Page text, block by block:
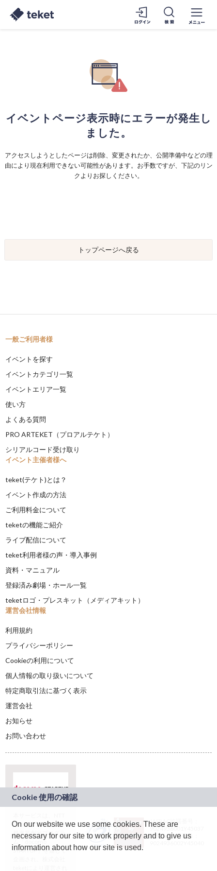
イベントページ表示時にエラーが発生し
ました。
アクセスしようとしたページは削除、変更されたか、公開準備中などの理
由により現在利用できない可能性があります。お手数ですが、下記のリン
クよりお探しください。
トップページへ戻る
一般ご利用者様
イベントを探す
イベントカテゴリ一覧
イベントエリア一覧
使い方
よくある質問
PRO ARTEKET（プロアルテケト）
シリアルコード受け取り
イベント主催者様へ
teket(テケト)とは？
イベント作成の方法
ご利用料金について
teketの機能ご紹介
ライブ配信について
teket利用者様の声・導入事例
資料・マニュアル
登録済み劇場・ホール一覧
teketロゴ・プレスキット（メディアキット）
運営会社情報
利用規約
プライバシーポリシー
Cookieの利用について
個人情報の取り扱いについて
特定商取引法に基づく表示
運営会社
お知らせ
お問い合わせ
ドコモグループの新
規事業創出プログラ
ム「docomo
STARTUP」を通じて
JASRAC許諾番号：
9024936001Y45037
JASRAC許諾番号：
On our website we use some cookies. These are
necessary for our site to work properly and to give us
information about how our site is used.